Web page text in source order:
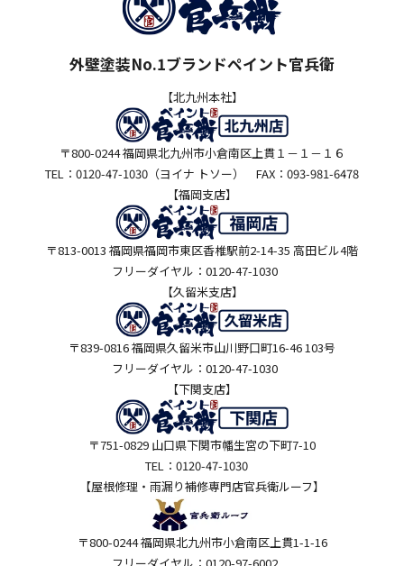
外壁塗装No.1ブランドペイント官兵衛
【北九州本社】
〒800-0244 福岡県北九州市小倉南区上貫１－１－１６
TEL：0120-47-1030（ヨイナ トソー） FAX：093-981-6478
【福岡支店】
〒813-0013 福岡県福岡市東区香椎駅前2-14-35 高田ビル4階
フリーダイヤル：0120-47-1030
【久留米支店】
〒839-0816 福岡県久留米市山川野口町16-46 103号
フリーダイヤル：0120-47-1030
【下関支店】
〒751-0829 山口県下関市幡生宮の下町7-10
TEL：0120-47-1030
【屋根修理・雨漏り補修専門店官兵衛ルーフ】
〒800-0244 福岡県北九州市小倉南区上貫1-1-16